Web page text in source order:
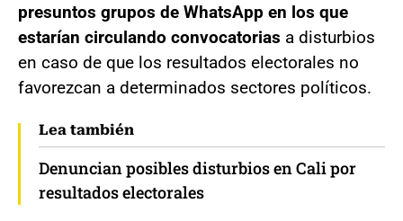
presuntos grupos de WhatsApp en los que
estarían circulando convocatorias a disturbios
en caso de que los resultados electorales no
favorezcan a determinados sectores políticos.
Lea también
Denuncian posibles disturbios en Cali por
resultados electorales